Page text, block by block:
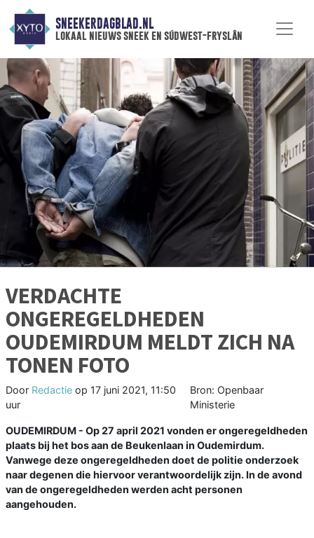
SNEEKERDAGBLAD.NL
lokaal nieuws sneek en súdwest-fryslân
VERDACHTE
ONGEREGELDHEDEN
OUDEMIRDUM MELDT ZICH NA
TONEN FOTO
Door Redactie op 17 juni 2021, 11:50
uur
Bron: Openbaar
Ministerie
OUDEMIRDUM - Op 27 april 2021 vonden er ongeregeldheden
plaats bij het bos aan de Beukenlaan in Oudemirdum.
Vanwege deze ongeregeldheden doet de politie onderzoek
naar degenen die hiervoor verantwoordelijk zijn. In de avond
van de ongeregeldheden werden acht personen
aangehouden.